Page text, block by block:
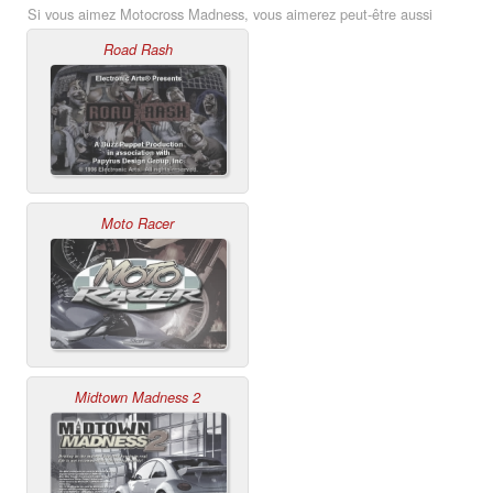
Si vous aimez Motocross Madness, vous aimerez peut-être aussi
Road Rash
Moto Racer
Midtown Madness 2